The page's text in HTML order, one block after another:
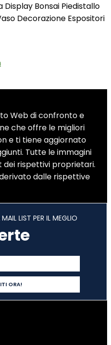
Display Bonsai Piedistallo
Decorazione Espositori
Web di confronto e
che offre le migliori
e ti tiene aggiornato
Tutte le immagini
rispettivi proprietari.
dalle rispettive
LIST PER IL MEGLIO